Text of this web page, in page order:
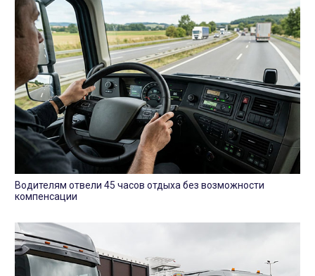
Водителям отвели 45 часов отдыха без возможности
компенсации